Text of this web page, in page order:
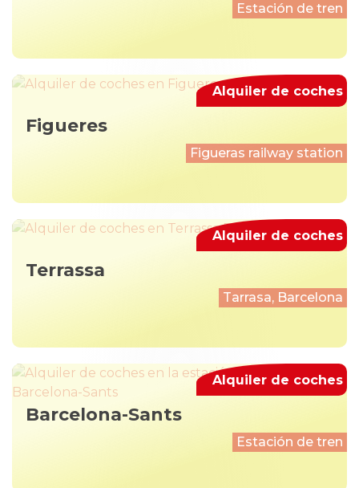
Estación de tren
Figueres
Figueras railway station
Alquiler de coches
Terrassa
Tarrasa, Barcelona
Alquiler de coches
Barcelona-Sants
Estación de tren
Alquiler de coches